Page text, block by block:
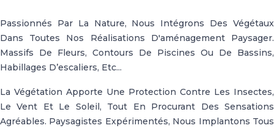
Passionnés Par La Nature, Nous Intégrons Des Végétaux
Dans Toutes Nos Réalisations D'aménagement Paysager.
Massifs De Fleurs, Contours De Piscines Ou De Bassins,
Habillages D’escaliers, Etc...
La Végétation Apporte Une Protection Contre Les Insectes,
Le Vent Et Le Soleil, Tout En Procurant Des Sensations
Agréables. Paysagistes Expérimentés, Nous Implantons Tous